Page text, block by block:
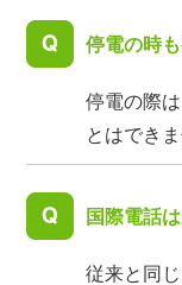
停電の時
停電の際
とはできま
国際電話
従来と同